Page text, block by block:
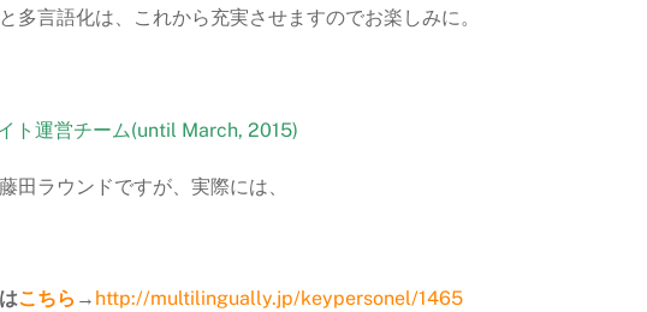
多言語化は、これから充実させますのでお楽しみに。
ト運営チーム(until March, 2015)
田ラウンドですが、実際には、
こちら → http://multilingually.jp/keypersonel/1465